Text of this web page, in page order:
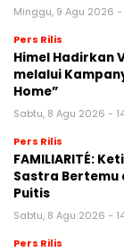
Minggu, 9 Agu 2026 -
Pers Rilis
Himel Hadirkan
melalui
Home”
Sabtu, 8 Agu 2026 -
Pers Rilis
FAMILIARITÉ:
Sastra Bertemu
Puitis
Sabtu, 8 Agu 2026 -
Pers Rilis